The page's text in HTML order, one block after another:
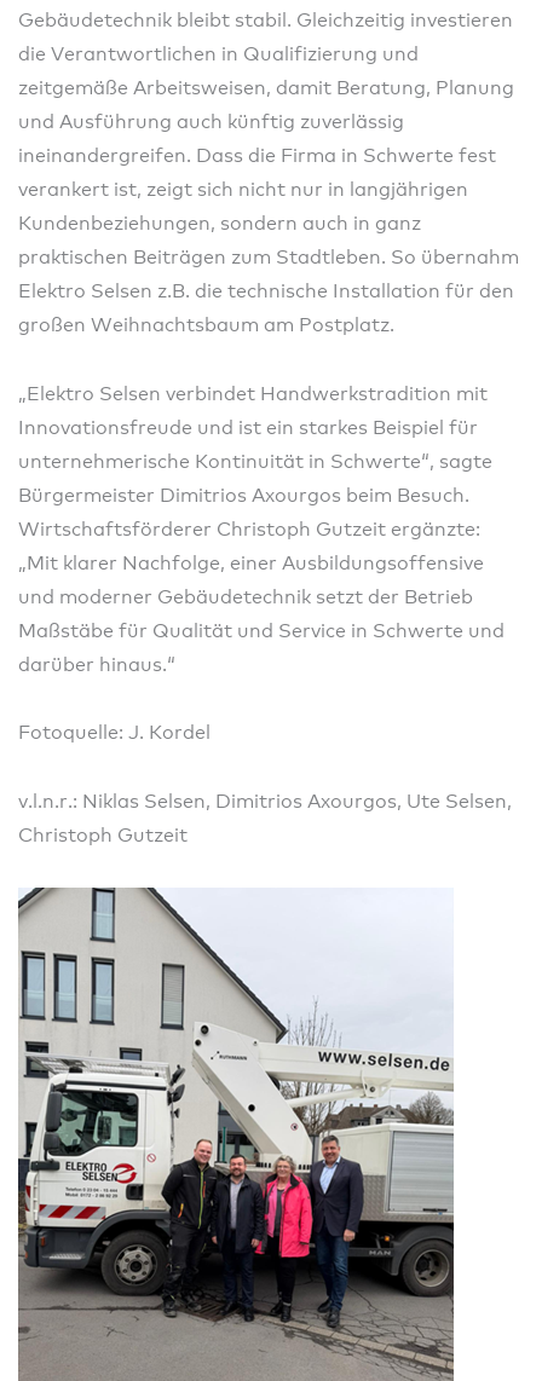
Gebäudetechnik bleibt stabil. Gleichzeitig investieren
die Verantwortlichen in Qualifizierung und
zeitgemäße Arbeitsweisen, damit Beratung, Planung
und Ausführung auch künftig zuverlässig
ineinandergreifen. Dass die Firma in Schwerte fest
verankert ist, zeigt sich nicht nur in langjährigen
Kundenbeziehungen, sondern auch in ganz
praktischen Beiträgen zum Stadtleben. So übernahm
Elektro Selsen z.B. die technische Installation für den
großen Weihnachtsbaum am Postplatz.
„Elektro Selsen verbindet Handwerkstradition mit
Innovationsfreude und ist ein starkes Beispiel für
unternehmerische Kontinuität in Schwerte“, sagte
Bürgermeister Dimitrios Axourgos beim Besuch.
Wirtschaftsförderer Christoph Gutzeit ergänzte:
„Mit klarer Nachfolge, einer Ausbildungsoffensive
und moderner Gebäudetechnik setzt der Betrieb
Maßstäbe für Qualität und Service in Schwerte und
darüber hinaus.“
Fotoquelle: J. Kordel
v.l.n.r.: Niklas Selsen, Dimitrios Axourgos, Ute Selsen,
Christoph Gutzeit